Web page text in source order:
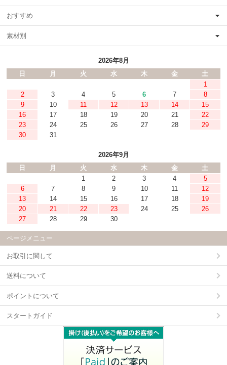
おすすめ
素材別
2026年8月
日
月 火 水 木 金
土
1
2
3 4 5 6 7
8
9
10 11 12 13 14
15
16
17 18 19 20 21
22
23
24 25 26 27 28
29
30
31
2026年9月
日
月 火 水 木 金
土
1
2 3 4
5
6
7 8 9 10 11
12
13
14 15 16 17 18
19
20
21 22 23 24 25
26
27
28 29 30
ページメニュー
お取引に関して
送料について
ポイントについて
スタートガイド